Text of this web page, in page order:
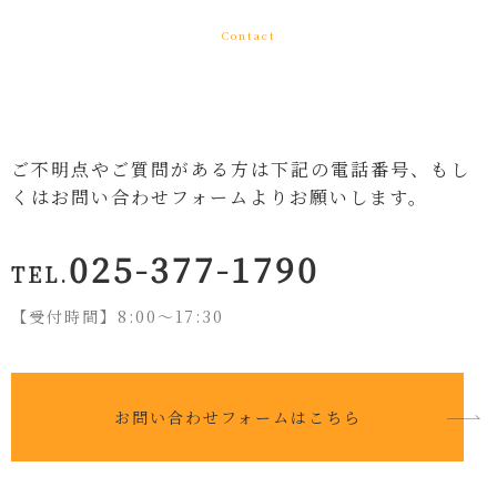
Contact
ご不明点やご質問がある方は下記の電話番号、もし
くはお問い合わせフォームよりお願いします。
TEL.025-377-1790
【受付時間】8:00〜17:30
お問い合わせフォームはこちら